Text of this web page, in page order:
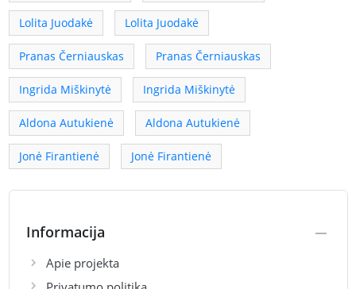
Lolita Juodakė Lolita Juodakė
Pranas Černiauskas Pranas Černiauskas
Ingrida Miškinytė Ingrida Miškinytė
Aldona Autukienė Aldona Autukienė
Jonė Firantienė Jonė Firantienė
Informacija
Apie projekta